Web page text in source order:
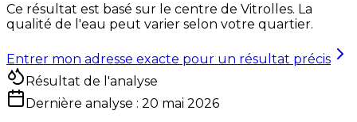
Ce résultat est basé sur le centre de Vitrolles. La
qualité de l'eau peut varier selon votre quartier.
Entrer mon adresse exacte pour un résultat précis
Résultat de l'analyse
Dernière analyse : 20 mai 2026